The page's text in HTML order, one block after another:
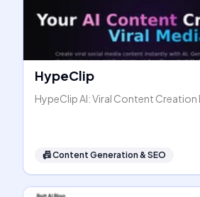
HypeClip
HypeClip AI: Viral Content
📠Content Generation & SEO